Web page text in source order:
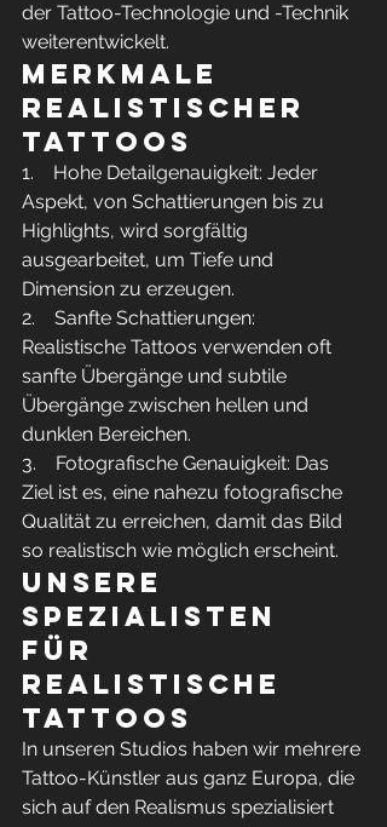
der Tattoo-Technologie und -Technik
weiterentwickelt.
Merkmale
realistischer
Tattoos
1.    Hohe Detailgenauigkeit: Jeder
Aspekt, von Schattierungen bis zu
Highlights, wird sorgfältig
ausgearbeitet, um Tiefe und
Dimension zu erzeugen.
2.    Sanfte Schattierungen:
Realistische Tattoos verwenden oft
sanfte Übergänge und subtile
Übergänge zwischen hellen und
dunklen Bereichen.
3.    Fotografische Genauigkeit: Das
Ziel ist es, eine nahezu fotografische
Qualität zu erreichen, damit das Bild
so realistisch wie möglich erscheint.
Unsere
Spezialisten
für
realistische
Tattoos
In unseren Studios haben wir mehrere
Tattoo-Künstler aus ganz Europa, die
sich auf den Realismus spezialisiert